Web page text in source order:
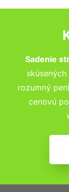
Sadenie
rozumný
cenovú